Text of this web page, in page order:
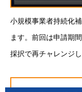
小規模事業者持続化
ます。前回は申請期
採択で再チャレンジ